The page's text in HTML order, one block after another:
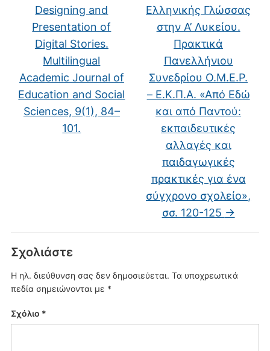
Designing and
Presentation of
Digital Stories.
Multilingual
Academic Journal of
Education and Social
Sciences, 9(1), 84–
101.
Ελληνικής Γλώσσας
στην Α’ Λυκείου.
Πρακτικά
Πανελλήνιου
Συνεδρίου O.M.E.P.
– Ε.Κ.Π.Α. «Από Εδώ
και από Παντού:
εκπαιδευτικές
αλλαγές και
παιδαγωγικές
πρακτικές για ένα
σύγχρονο σχολείο»,
σσ. 120-125 →
Σχολιάστε
Η ηλ. διεύθυνση σας δεν δημοσιεύεται. Τα υποχρεωτικά
πεδία σημειώνονται με *
Σχόλιο *